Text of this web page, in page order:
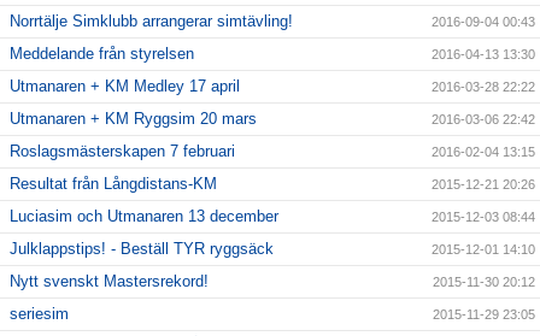
Norrtälje Simklubb arrangerar simtävling! 2016-09-04 00:43
Meddelande från styrelsen 2016-04-13 13:30
Utmanaren + KM Medley 17 april 2016-03-28 22:22
Utmanaren + KM Ryggsim 20 mars 2016-03-06 22:42
Roslagsmästerskapen 7 februari 2016-02-04 13:15
Resultat från Långdistans-KM 2015-12-21 20:26
Luciasim och Utmanaren 13 december 2015-12-03 08:44
Julklappstips! - Beställ TYR ryggsäck 2015-12-01 14:10
Nytt svenskt Mastersrekord! 2015-11-30 20:12
seriesim 2015-11-29 23:05